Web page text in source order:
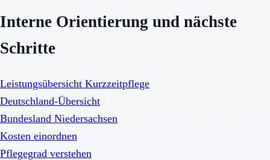
Interne Orientierung und nächste
Schritte
Leistungsübersicht Kurzzeitpflege
Deutschland-Übersicht
Bundesland Niedersachsen
Kosten einordnen
Pflegegrad verstehen